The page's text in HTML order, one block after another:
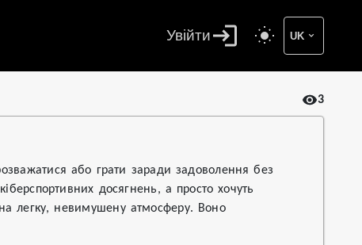
Увійти UK
3
або грати заради задоволення без
досягнень, а просто хочуть
легку, невимушену атмосферу. Воно